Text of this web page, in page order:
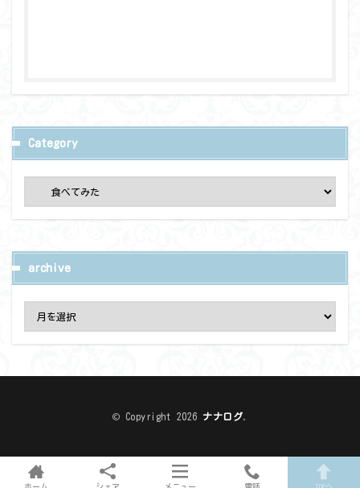
Category
archive
© Copyright 2026 ナナログ
ホーム シェア メニュー 電話 TOPへ